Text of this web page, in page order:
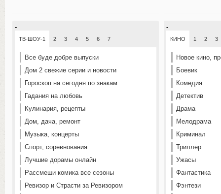
-
ТВ-ШОУ-1 2 3 4 5 6 7
Все буде добре выпуски
Дом 2 свежие серии и новости
Гороскоп на сегодня по знакам
Гадания на любовь
Кулинария, рецепты
Дом, дача, ремонт
Музыка, концерты
Спорт, соревнования
Лучшие дорамы онлайн
Рассмеши комика все сезоны
Ревизор и Страсти за Ревизором
-
КИНО 1 2 3
Новое кино,
Боевик
Комедия
Детектив
Драма
Мелодрама
Криминал
Триллер
Ужасы
Фантастика
Фэнтези